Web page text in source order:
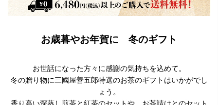
お歳暮やお年賀に 冬のギフト
お世話になった方々に感謝の気持ちを込めて。
冬の贈り物に三國屋善五郎特選のお茶のギフトはいかがでし
ょう。